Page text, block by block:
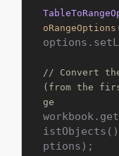
oRangeOptions
// Convert
(from the
ge
ptions);